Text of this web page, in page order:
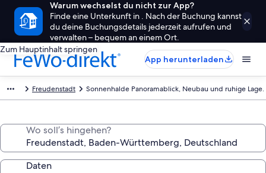
Warum wechselst du nicht zur App?
Finde eine Unterkunft in . Nach der Buchung kannst
du deine Buchungsdetails jederzeit aufrufen und
verwalten – bequem an einem Ort.
Zum Hauptinhalt springen
App herunterladen
Freudenstadt Sonnenhalde Panoramablick, Neubau und ruhige Lage.
Wo soll’s hingehen?
Daten